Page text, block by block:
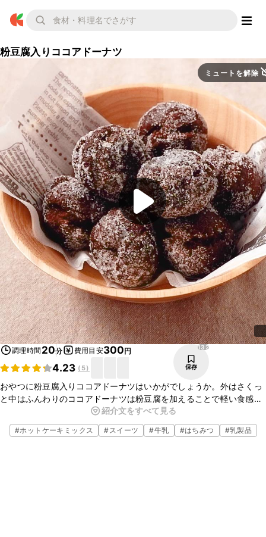
粉豆腐入りココアドーナツ
ミュートを解除
調理時間 20分 費用目安300円
4.23 ( 5)
132
保存
おやつに粉豆腐入りココアドーナツはいかがでしょうか。外はさくっ
と中はふんわりのココアドーナツは粉豆腐を加えることで軽い食感に
仕上がります。ついつい止まらなくなるおいしさですよ。簡単に作れ
るので、ぜひお試しくださいね。
紹介文をすべて見る
#ホットケーキミックス #スイーツ #牛乳 #はちみつ #乳製品